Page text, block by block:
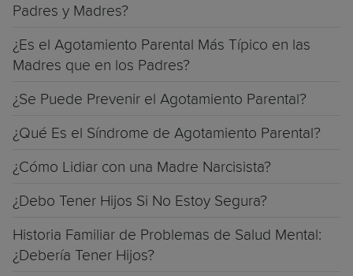
Padres y Madres?
¿Es el Agotamiento Parental Más Típico en las
Madres que en los Padres?
¿Se Puede Prevenir el Agotamiento Parental?
¿Qué Es el Síndrome de Agotamiento Parental?
¿Cómo Lidiar con una Madre Narcisista?
¿Debo Tener Hijos Si No Estoy Segura?
Historia Familiar de Problemas de Salud Mental:
¿Debería Tener Hijos?